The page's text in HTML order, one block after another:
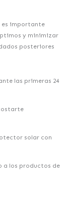
es importante
y minimizar
posteriores
las primeras 24
solar con
a los productos de